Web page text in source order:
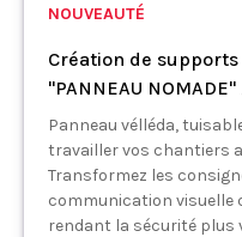
NOUVEAUTÉ
Création de supports
"PANNEAU
Panneau vélléda,
travailler vos chantiers
Transformez les
communication visuelle
rendant la sécurité plus